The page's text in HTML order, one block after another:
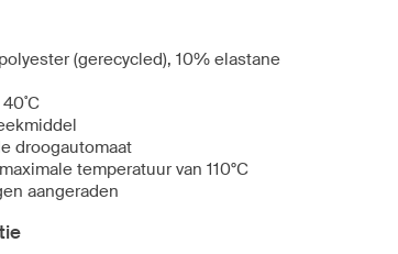
(gerecycled), 10% elastane
droogautomaat
temperatuur van 110°C
aangeraden